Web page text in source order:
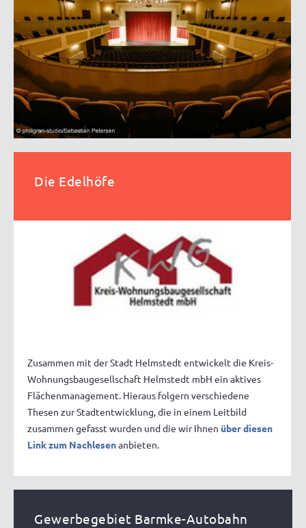
Die Edelhöfe
Zusammen mit der Stadt Helmstedt entwickelt die Kreis-
Wohnungsbaugesellschaft Helmstedt mbH ein aktives
Flächenmanagement. Hieraus folgern verschiedene
Thesen zur Stadtentwicklung, die in einem Leitbild
zusammen gefasst wurden und die wir Ihnen über diesen
Link zum Nachlesenanbieten.
Gewerbegebiet Barmke-Autobahn